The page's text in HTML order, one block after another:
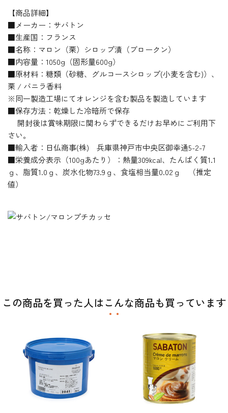
【商品詳細】
■メーカー：サバトン
■生産国：フランス
■名称：マロン（栗）シロップ漬（ブロークン）
■内容量：1050g（固形量600g）
■原材料：糖類（砂糖、グルコースシロップ(小麦を含む)）、
栗 / バニラ香料
※同一製造工場にてオレンジを含む製品を製造しています
■保存方法：乾燥した冷暗所で保存
開封後は賞味期限に関わらずできるだけお早めにご利用下
さい。
■輸入者：日仏商事(株) 兵庫県神戸市中央区御幸通5-2-7
■栄養成分表示（100gあたり）：熱量309kcal、たんぱく質1.1
ｇ、脂質1.0ｇ、炭水化物73.9ｇ、食塩相当量0.02ｇ （推定
値）
この商品を買った人はこんな商品も買っています